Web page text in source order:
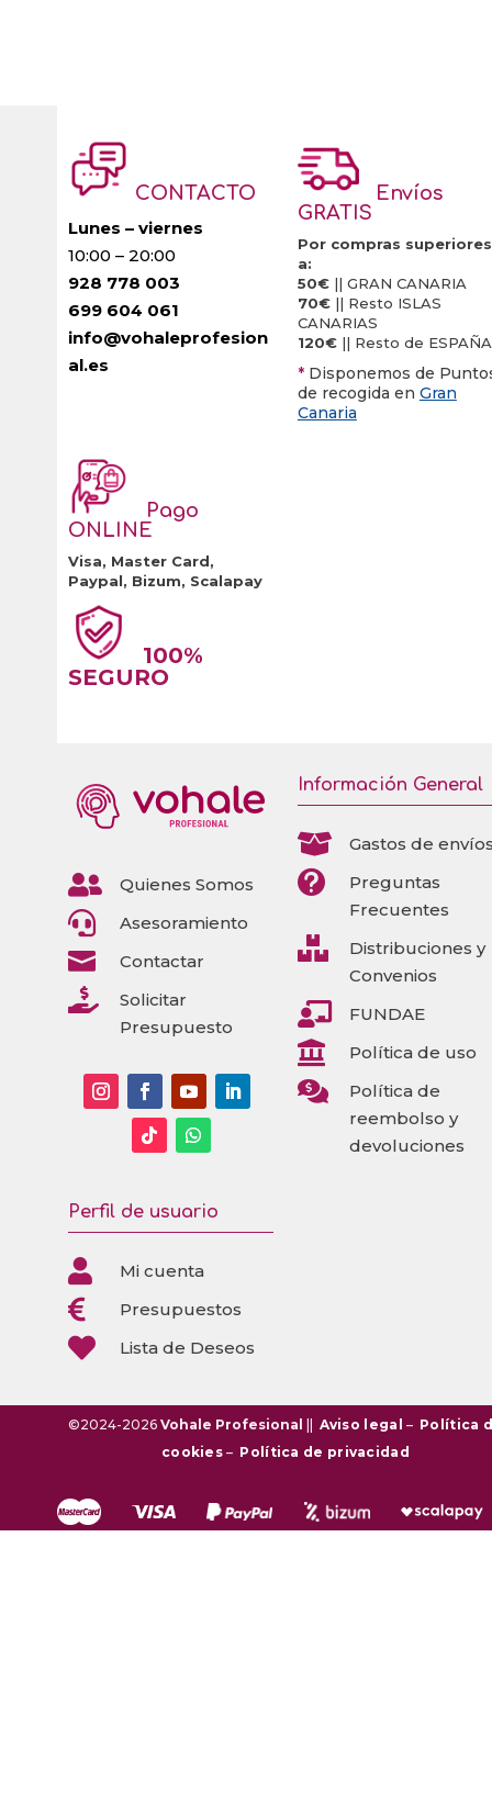
pueden
elegir
en
la
página
de
elegir
la
página
de
producto
CONTACTO
Lunes – viernes
10:00 – 20:00
928 778 003
699 604 061
info@vohaleprofesion
al.es
Envíos
GRATIS
Por compras superiores
a:
50€|| GRAN CANARIA
70€|| Resto ISLAS
CANARIAS
120€|| Resto de ESPAÑA
* Disponemos de
de recogida en Gran
Canaria
Pago
ONLINE
Visa, Master Card,
Paypal, Bizum, Scalapay
100%
SEGURO
 Quienes Somos
 Asesoramiento
 Contactar

Solicitar
Presupuesto
Información General
 Gastos de

Preguntas
Frecuentes

Distribuciones y
Convenios
 FUNDAE
 Política de uso

Política de
reembolso y
devoluciones
Perfil de usuario
 Mi cuenta
 Presupuestos
 Lista de Deseos
©2024-2026 Vohale Profesional Aviso legal – Política
cookies– Política de privacidad